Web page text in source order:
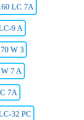
LC 7A
9 A
W 3
7 A
7A
32 PC